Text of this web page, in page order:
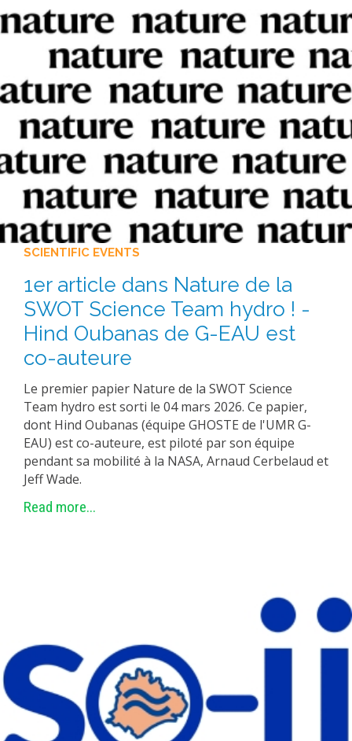
SCIENTIFIC EVENTS
1er article dans Nature de la
SWOT Science Team hydro ! -
Hind Oubanas de G-EAU est
co-auteure
Le premier papier Nature de la SWOT Science
Team hydro est sorti le 04 mars 2026. Ce papier,
dont Hind Oubanas (équipe GHOSTE de l'UMR G-
EAU) est co-auteure, est piloté par son équipe
pendant sa mobilité à la NASA, Arnaud Cerbelaud et
Jeff Wade.
Read more...